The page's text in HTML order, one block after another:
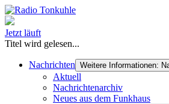
Jetzt läuft
Titel wird gelesen...
Nachrichten Weitere Informationen:
Aktuell
Nachrichtenarchiv
Neues aus dem Funkhaus